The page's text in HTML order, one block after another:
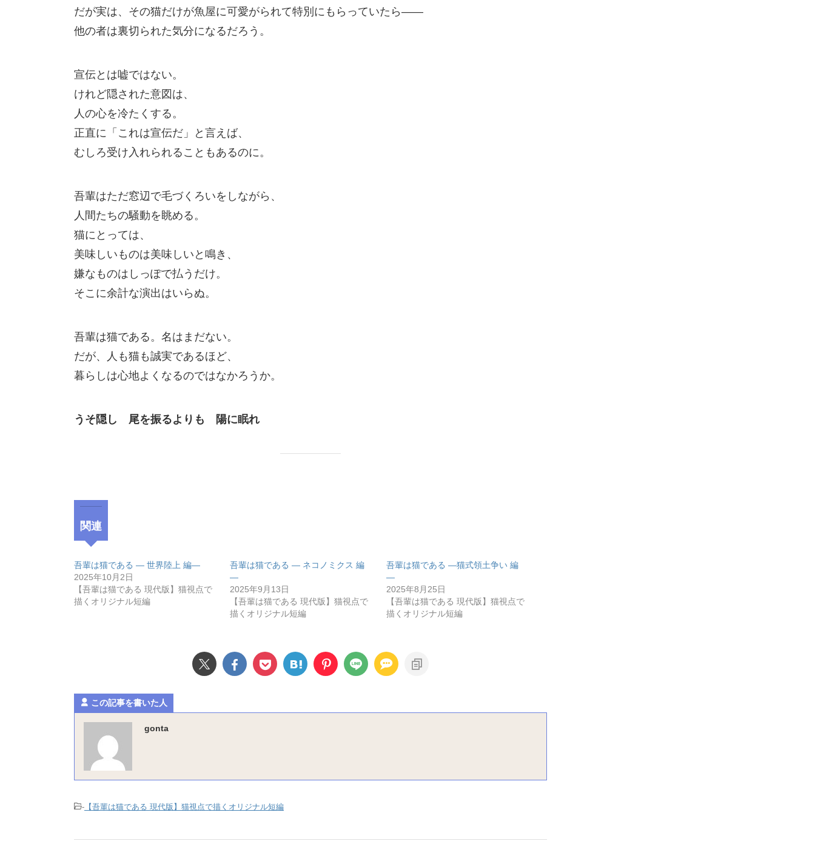
だが実は、その猫だけが魚屋に可愛がられて特別にもらっていたら――
他の者は裏切られた気分になるだろう。
宣伝とは嘘ではない。
けれど隠された意図は、
人の心を冷たくする。
正直に「これは宣伝だ」と言えば、
むしろ受け入れられることもあるのに。
吾輩はただ窓辺で毛づくろいをしながら、
人間たちの騒動を眺める。
猫にとっては、
美味しいものは美味しいと鳴き、
嫌なものはしっぽで払うだけ。
そこに余計な演出はいらぬ。
吾輩は猫である。名はまだない。
だが、人も猫も誠実であるほど、
暮らしは心地よくなるのではなかろうか。
うそ隠し 尾を振るよりも 陽に眠れ
関連
吾輩は猫である ― 世界陸上 編―
2025年10月2日
【吾輩は猫である 現代版】猫視点で
描くオリジナル短編
吾輩は猫である ― ネコノミクス 編
―
2025年9月13日
【吾輩は猫である 現代版】猫視点で
描くオリジナル短編
吾輩は猫である ―猫式領土争い 編
―
2025年8月25日
【吾輩は猫である 現代版】猫視点で
描くオリジナル短編
この記事を書いた人
gonta
- 【吾輩は猫である 現代版】猫視点で描くオリジナル短編